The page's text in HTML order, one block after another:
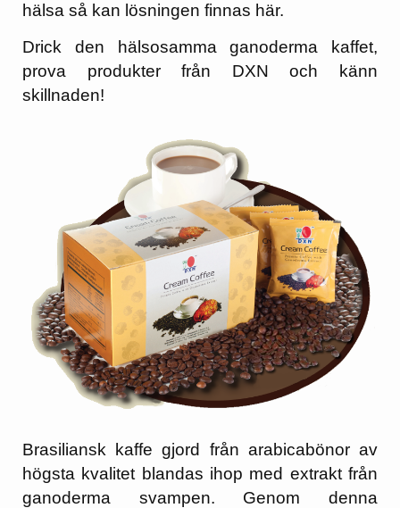
hälsa så kan lösningen finnas här.
Drick den hälsosamma ganoderma kaffet,
prova produkter från DXN och känn
skillnaden!
Brasiliansk kaffe gjord från arabicabönor av
högsta kvalitet blandas ihop med extrakt från
ganoderma svampen. Genom denna